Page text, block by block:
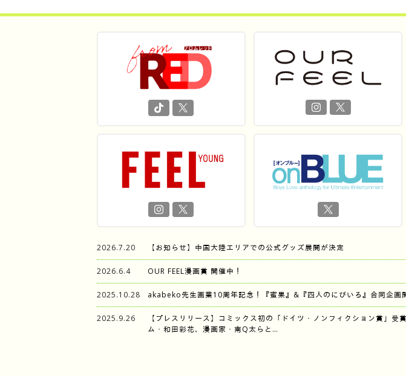
2026.7.20 【お知らせ】中国大陸エリアでの公式グッズ展開が決定
2026.6.4 OUR FEEL漫画賞 開催中！
2025.10.28 akabeko先生画業10周年記念！『蜜果』&『四人のにびいろ』合同企画
2025.9.26
【プレスリリース】コミックス初の「ドイツ・ノンフィクション賞」
ム・和田彩花、漫画家・南Q太らと…